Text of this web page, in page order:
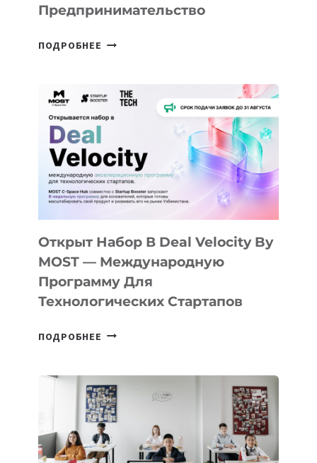
Предпринимательство
ПОДРОБНЕЕ ОТ
АЛМАТЫ:
AI
YOUTH
CAMP
ДАЛ
30
ПОДРОСТКАМ
БИЛЕТ
ПРЕДПРИНИМАТЕЛЬСТВО
Открыт Набор В Deal Velocity By
MOST — Международную
Программу Для
Технологических Стартапов
ПОДРОБНЕЕ ОТКРЫТ
DEAL
VELOCITY
BY
MOST
—